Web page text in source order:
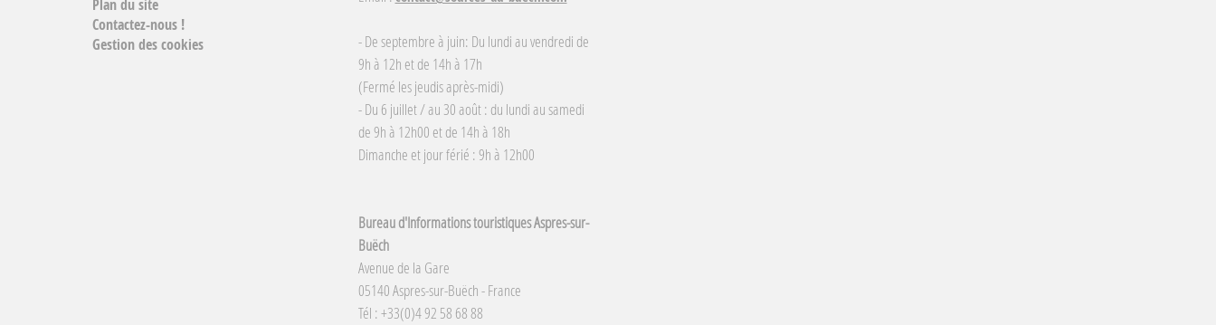
Plan du site
Contactez-nous !
Gestion des cookies
- De septembre à juin: Du lundi au vendredi de
9h à 12h et de 14h à 17h
(Fermé les jeudis après-midi)
- Du 6 juillet / au 30 août : du lundi au samedi
de 9h à 12h00 et de 14h à 18h
Dimanche et jour férié : 9h à 12h00
Bureau d'Informations touristiques Aspres-sur-
Buëch
Avenue de la Gare
05140 Aspres-sur-Buëch - France
Tél : +33(0)4 92 58 68 88